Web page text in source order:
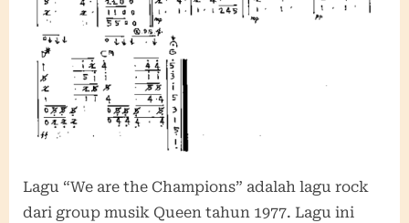
Lagu “We are the Champions” adalah lagu rock
dari group musik Queen tahun 1977. Lagu ini